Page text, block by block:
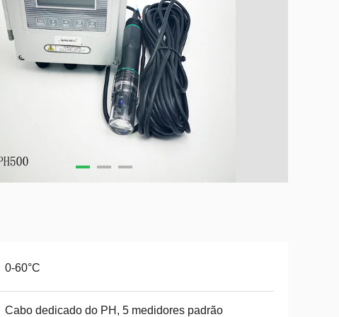
0-60°C
Cabo dedicado do PH, 5 medidores padrão